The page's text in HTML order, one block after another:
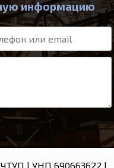
информацию
| УНП 690663622 |